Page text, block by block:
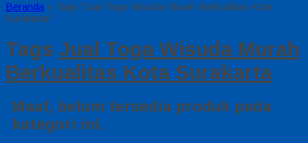
Beranda » Tags "Jual Toga Wisuda Murah Berkualitas Kota
Surakarta"
Tags Jual Toga Wisuda Murah
Berkualitas Kota Surakarta
Maaf, belum tersedia produk pada
kategori ini.